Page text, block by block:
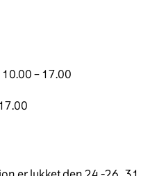
– 17.00